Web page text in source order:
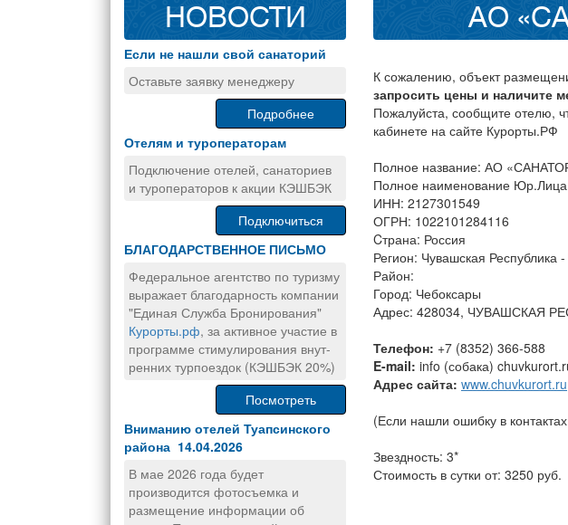
НОВОСТИ
Если не нашли свой санаторий
Оставьте заявку менеджеру
Подробнее
Отелям и туроператорам
Подключение отелей, санаториев
и туроператоров к акции КЭШБЭК
Подключиться
БЛАГОДАРСТВЕННОЕ ПИСЬМО
Федеральное агентство по туризму
выражает благодарность компании
"Единая Служба Бронирования"
Курорты.рф, за активное участие в
программе стимулирования внут-
ренних турпоездок (КЭШБЭК 20%)
Посмотреть
Вниманию отелей Туапсинского
района 14.04.2026
В мае 2026 года будет
производится фотосъемка и
размещение информации об
АО
К сожалению, объект
запросить цены и наличите
Пожалуйста, сообщите отелю,
кабинете на сайте Курорты.РФ
Полное название: АО
Полное наименование
ИНН: 2127301549
ОГРН: 1022101284116
Cтрана: Россия
Регион: Чувашская Республика
Район:
Город: Чебоксары
Адрес: 428034, ЧУВАШСКАЯ
Телефон: +7 (8352) 366-588
E-mail: info (собака)
Адрес сайта: www.chuvkurort.ru
(Если нашли ошибку в
Звездность: 3*
Стоимость в сутки от: 3250 руб.